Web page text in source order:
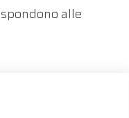
alle